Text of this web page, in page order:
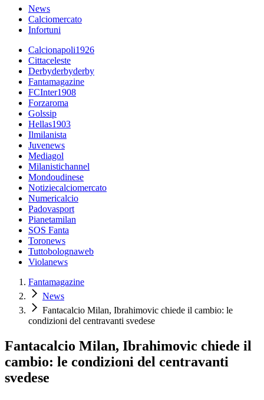
News
Calciomercato
Infortuni
Calcionapoli1926
Cittaceleste
Derbyderbyderby
Fantamagazine
FCInter1908
Forzaroma
Golssip
Hellas1903
Ilmilanista
Juvenews
Mediagol
Milanistichannel
Mondoudinese
Notiziecalciomercato
Numericalcio
Padovasport
Pianetamilan
SOS Fanta
Toronews
Tuttobolognaweb
Violanews
Fantamagazine
News
Fantacalcio Milan, Ibrahimovic chiede il cambio: le
condizioni del centravanti svedese
Fantacalcio Milan, Ibrahimovic chiede il
cambio: le condizioni del centravanti
svedese